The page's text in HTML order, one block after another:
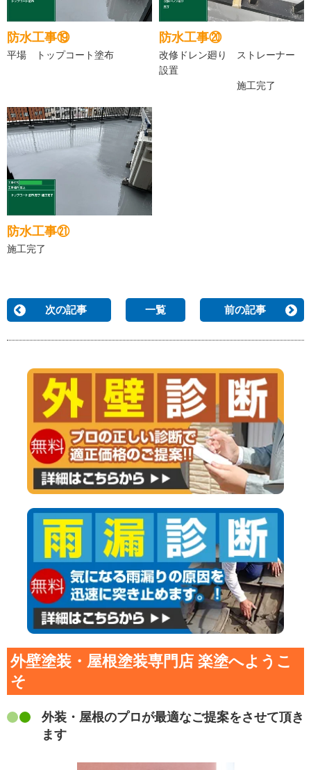
防水工事⑲
平場 トップコート塗布
防水工事⑳
改修ドレン廻り ストレーナー
設置
施工完了
防水工事㉑
施工完了
次の記事 一覧 前の記事
外壁塗装・屋根塗装専門店 楽塗へようこ
そ
外装・屋根のプロが最適なご提案をさせて頂き
ます